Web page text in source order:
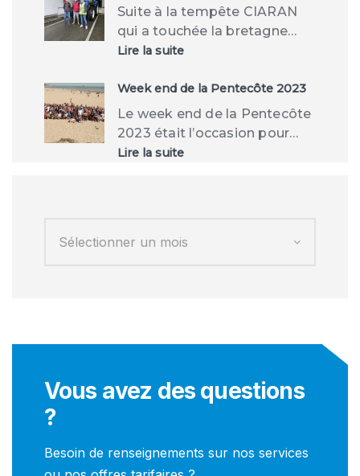
Suite à la tempête CIARAN
qui a touchée la bretagne…
Lire la suite:
Week end de la Pentecôte 2023
Le week end de la Pentecôte
2023 était l’occasion pour…
Lire la suite:
Vous avez des questions
?
Besoin de renseignements sur nos services